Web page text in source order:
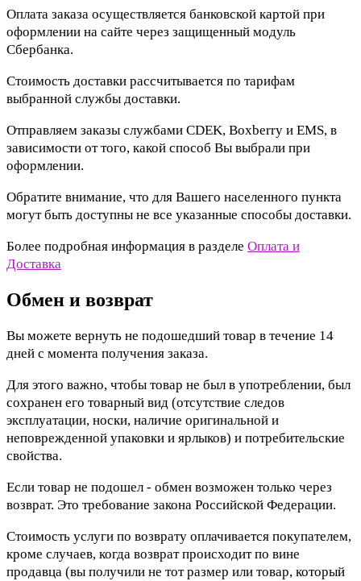
Оплата заказа осуществляется банковской картой при
оформлении на сайте через защищенный модуль
Сбербанка.
Стоимость доставки рассчитывается по тарифам
выбранной службы доставки.
Отправляем заказы службами CDEK, Boxberry и EMS, в
зависимости от того, какой способ Вы выбрали при
оформлении.
Обратите внимание, что для Вашего населенного пункта
могут быть доступны не все указанные способы доставки.
Более подробная информация в разделе Оплата и
Доставка
Обмен и возврат
Вы можете вернуть не подошедший товар в течение 14
дней с момента получения заказа.
Для этого важно, чтобы товар не был в употреблении, был
сохранен его товарный вид (отсутствие следов
эксплуатации, носки, наличие оригинальной и
неповрежденной упаковки и ярлыков) и потребительские
свойства.
Если товар не подошел - обмен возможен только через
возврат. Это требование закона Российской Федерации.
Стоимость услуги по возврату оплачивается покупателем,
кроме случаев, когда возврат происходит по вине
продавца (вы получили не тот размер или товар, который